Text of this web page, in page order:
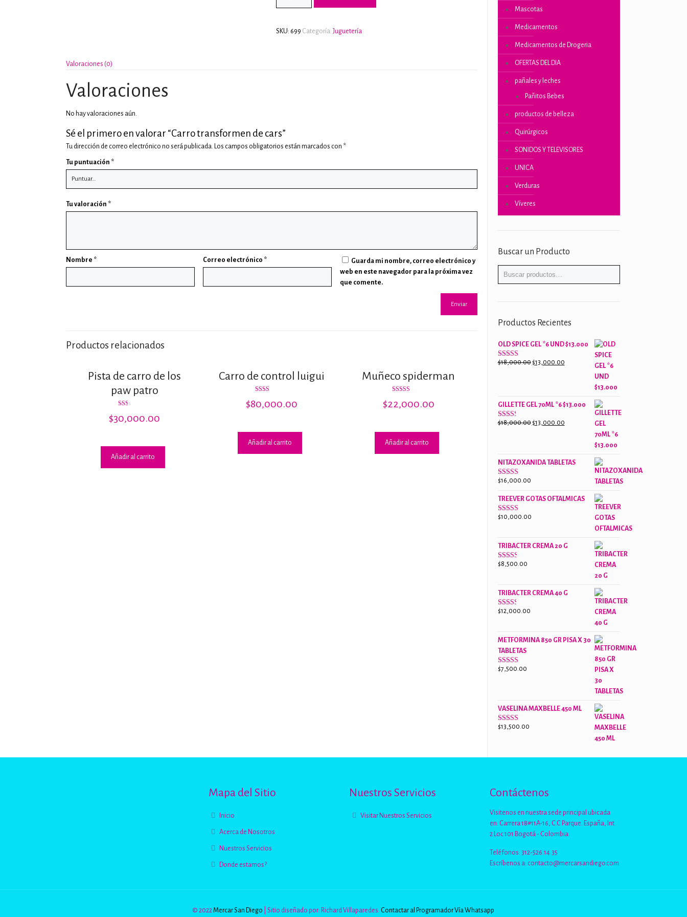
SKU: 699 Categoría: Juguetería
Valoraciones (0)
Valoraciones
No hay valoraciones aún.
Sé el primero en valorar “Carro transformen de cars”
Tu dirección de correo electrónico no será publicada. Los campos obligatorios están marcados con *
Tu puntuación *
Tu valoración *
Nombre * Correo electrónico *
Guarda mi nombre, correo electrónico y
web en este navegador para la próxima vez
que comente.
Productos relacionados
Pista de carro de los
paw patro
con
1.50
$30,000.00
Añadir al carrito
Carro de control luigui
con
2.23
$80,000.00
Añadir al carrito
Muñeco spiderman
con
3.50
$22,000.00
Añadir al carrito
Mascotas
Medicamentos
Medicamentos de Drogeria
OFERTAS DEL DIA
pañales y leches
Pañitos Bebes
productos de belleza
Quirúrgicos
SONIDOS Y TELEVISORES
UNICA
Verduras
Víveres
Buscar un Producto
Productos Recientes
OLD SPICE GEL *6 UND $13.000
Valorado
$18,000.00 El
$18,000.00.
$13,000.00El
$13,000.00.
GILLETTE GEL 70ML *6 $13.000
Valorado
$18,000.00 El
$18,000.00.
$13,000.00El
$13,000.00.
NITAZOXANIDA TABLETAS
Valorado
2.61
de 5
$16,000.00
TREEVER GOTAS OFTALMICAS
Valorado
$10,000.00
TRIBACTER CREMA 20 G
Valorado
$8,500.00
TRIBACTER CREMA 40 G
Valorado
$12,000.00
METFORMINA 850 GR PISA X 30
TABLETAS
Valorado
$7,500.00
VASELINA MAXBELLE 450 ML
Valorado
$13,500.00
Mapa del Sitio
Inicio
Acerca de Nosotros
Nuestros Servicios
Donde estamos?
Nuestros Servicios
Visitar Nuestros Servicios
Contáctenos
Visitenos en nuestra sede principal ubicada
en: Carrera 18#11A-16, C.C Parque. España, Int.
2 Loc 101 Bogotá - Colombia.
Teléfonos: 312-526.14.35
Escríbenos a: contacto@mercarsandiego.com
© 2022Mercar San Diego | Sitio diseñado por: Richard Villaparedes. Contactar al Programador Vía Whatsapp